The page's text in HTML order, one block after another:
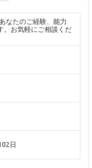
なたのご経験、能力
。お気軽にご相談くだ
日